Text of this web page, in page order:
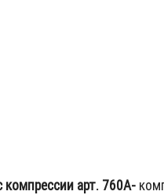
арт. 760A-